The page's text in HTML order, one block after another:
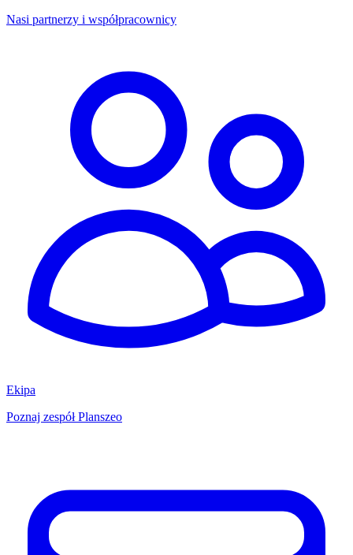
Nasi partnerzy i współpracownicy
Ekipa
Poznaj zespół Planszeo